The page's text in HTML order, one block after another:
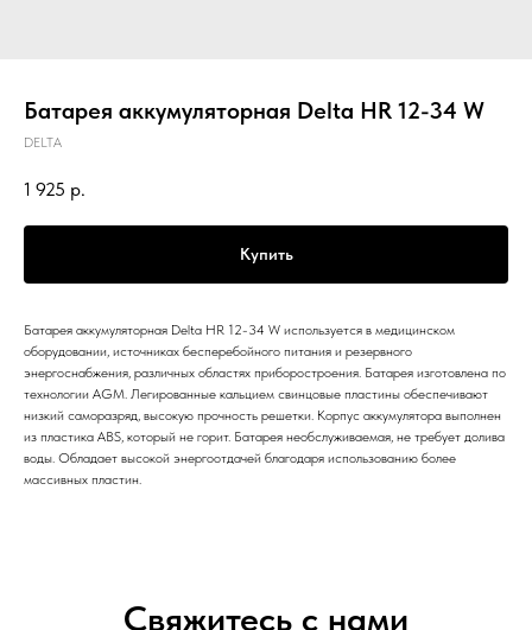
Батарея аккумуляторная Delta HR 12-34 W
DELTA
1 925 р.
Купить
Батарея аккумуляторная Delta HR 12-34 W используется в медицинском
оборудовании, источниках бесперебойного питания и резервного
энергоснабжения, различных областях приборостроения. Батарея изготовлена по
технологии AGM. Легированные кальцием свинцовые пластины обеспечивают
низкий саморазряд, высокую прочность решетки. Корпус аккумулятора выполнен
из пластика ABS, который не горит. Батарея необслуживаемая, не требует долива
воды. Обладает высокой энергоотдачей благодаря использованию более
массивных пластин.
Свяжитесь с нами